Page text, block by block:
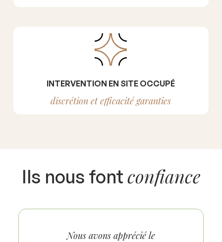
INTERVENTION EN SITE OCCUPÉ
discrétion et efficacité garanties
Ils nous font confiance
Collaborer avec Le Tellier a été une